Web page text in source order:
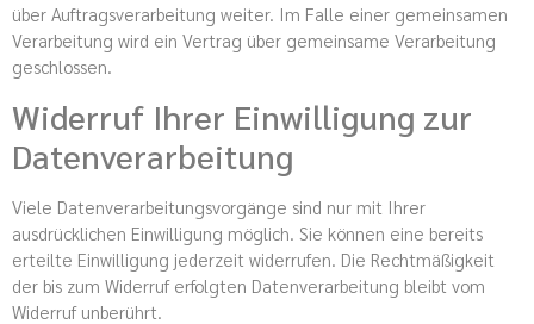
über Auftragsverarbeitung weiter. Im Falle einer gemeinsamen
Verarbeitung wird ein Vertrag über gemeinsame Verarbeitung
geschlossen.
Widerruf Ihrer Einwilligung zur
Datenverarbeitung
Viele Datenverarbeitungsvorgänge sind nur mit Ihrer
ausdrücklichen Einwilligung möglich. Sie können eine bereits
erteilte Einwilligung jederzeit widerrufen. Die Rechtmäßigkeit
der bis zum Widerruf erfolgten Datenverarbeitung bleibt vom
Widerruf unberührt.